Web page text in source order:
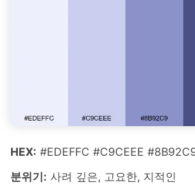
HEX: #EDEFFC #C9CEEE
분위기: 사려 깊은, 고요한, 지적인